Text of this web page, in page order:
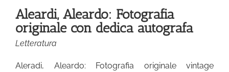
Aleardi, Aleardo: Fotografia
originale con dedica autografa
Letteratura
Aleradi, Aleardo: Fotografia originale vintage